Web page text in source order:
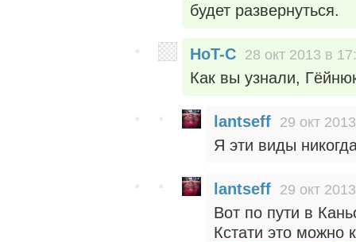
будет развернуться.
HoT-C 28 окт 2013 в
Как вы узнали,
lantseff 29 окт
Я эти виды
lantseff 29 окт
Вот по пути в
Кстати это можно